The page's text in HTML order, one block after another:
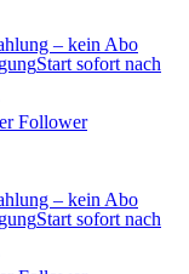
– kein Abo
Start sofort nach
Follower
– kein Abo
Start sofort nach